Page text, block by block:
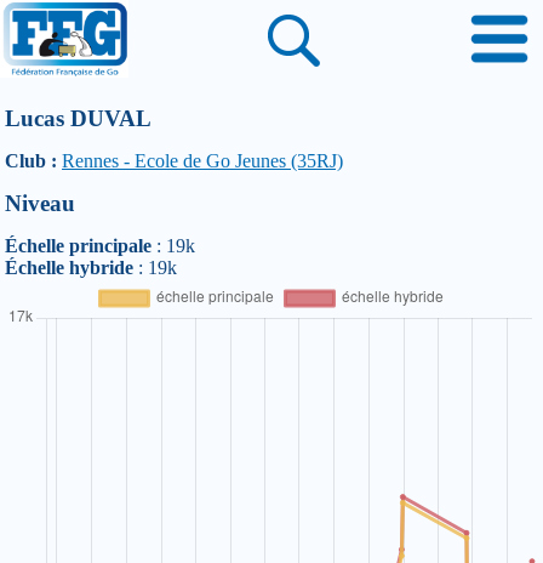
Lucas DUVAL
Club : Rennes - Ecole de Go Jeunes (35RJ)
Niveau
Échelle principale : 19k
Échelle hybride : 19k